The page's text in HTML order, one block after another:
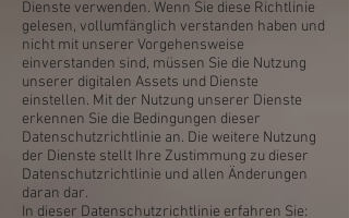
Dienste verwenden. Wenn Sie diese Richtlinie
gelesen, vollumfänglich verstanden haben und
nicht mit unserer Vorgehensweise
einverstanden sind, müssen Sie die Nutzung
unserer digitalen Assets und Dienste
einstellen. Mit der Nutzung unserer Dienste
erkennen Sie die Bedingungen dieser
Datenschutzrichtlinie an. Die weitere Nutzung
der Dienste stellt Ihre Zustimmung zu dieser
Datenschutzrichtlinie und allen Änderungen
daran dar.
In dieser Datenschutzrichtlinie erfahren Sie: